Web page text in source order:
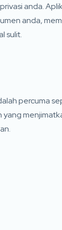
anda.
anda,
sulit.
percuma
yang